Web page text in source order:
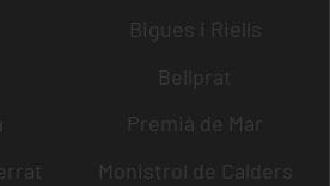
Bigues i Riells
Bellprat
Premià de Mar
Monistrol de Calders